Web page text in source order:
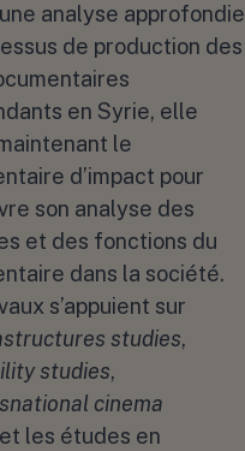
analyse approfondie
de production des
en Syrie, elle
le
d’impact pour
son analyse des
et des fonctions du
dans la société.
s’appuient sur
studies,
studies,
cinema
et les études en